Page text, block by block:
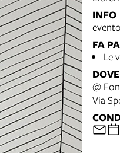
INFO
FA
Le
DOVE
@
Via